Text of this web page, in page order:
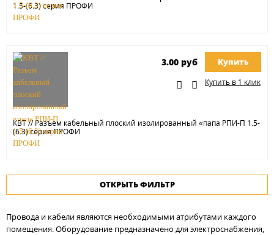
1.5-(6.3) серия ПРОФИ
КВТ // Разъем кабельный плоский изолированный «папа РПИ-П 1.5-
(6.3) серия ПРОФИ
3.00 руб Купить
Купить в 1 клик
ОТКРЫТЬ ФИЛЬТР
Провода и кабели являются необходимыми атрибутами каждого
помещения. Оборудование предназначено для электроснабжения,